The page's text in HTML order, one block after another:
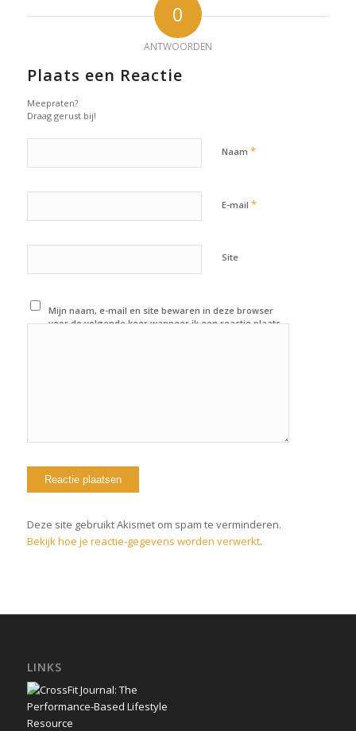
0
ANTWOORDEN
Plaats een Reactie
Meepraten?
Draag gerust bij!
Naam *
E-mail *
Site
Mijn naam, e-mail en site bewaren in deze browser
voor de volgende keer wanneer ik een reactie plaats.
Deze site gebruikt Akismet om spam te verminderen.
Bekijk hoe je reactie-gegevens worden verwerkt.
LINKS